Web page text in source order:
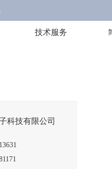
技术服务
科技有限公司